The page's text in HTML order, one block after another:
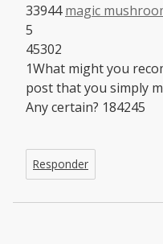
magic
33944
5
45302
1What might you
post that you simply
Any certain? 184245
Responder